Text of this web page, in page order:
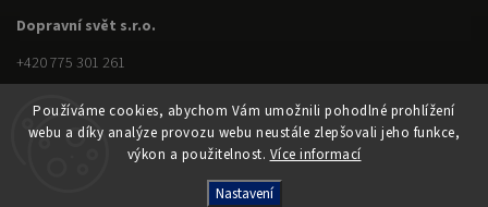
Používáme cookies, abychom Vám umožnili pohodlné prohlížení
webu a díky analýze provozu webu neustále zlepšovali jeho funkce,
výkon a použitelnost. Více informací
Nastavení
Dopravní svět s.r.o.
+420 775 301 261
Instagram
Dopravní svět s.r.o.. Všechna práva vyhrazena.